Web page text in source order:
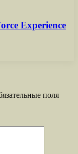
Experience
поля